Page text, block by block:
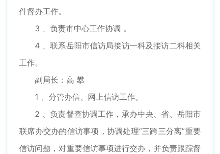
件督办工作。
3 、负责市中心工作协调 。
4 、联系岳阳市信访局接访一科及接访二科相关
工作。
副局长：高 攀
1 、分管办信、网上信访工作。
2 、负责督查协调工作，承办中央、省、岳阳市
联席办交办的信访事项，协调处理“三跨三分离”重要
信访问题，对重要信访事项进行交办，并负责跟踪督